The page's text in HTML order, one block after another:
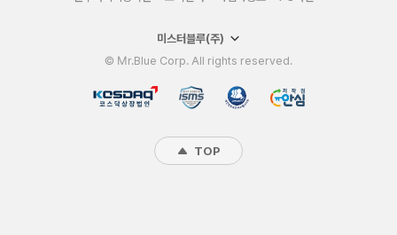
미스터블루(주)
© Mr.Blue Corp. All rights reserved.
TOP